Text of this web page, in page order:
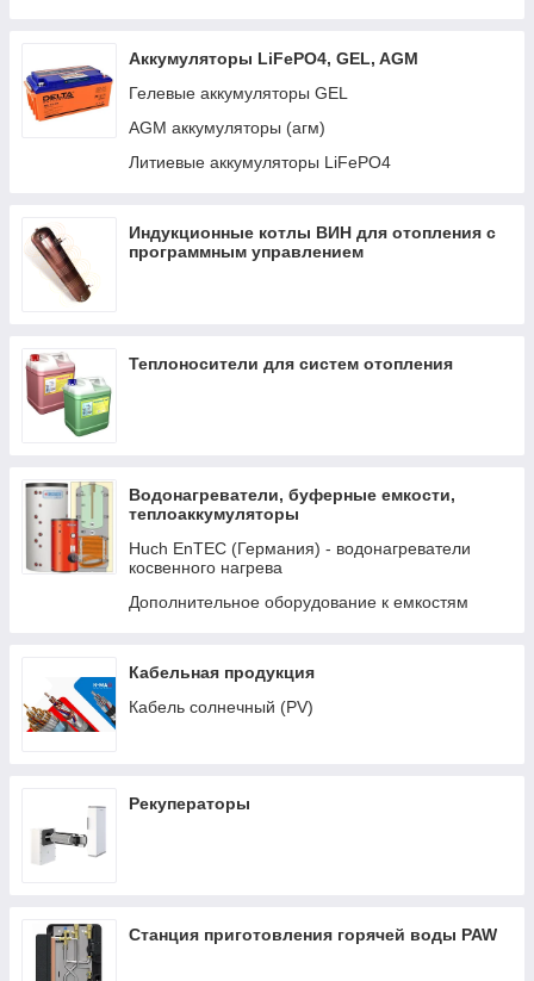
Аккумуляторы LiFePO4, GEL, AGM
Гелевые аккумуляторы GEL
AGM аккумуляторы (агм)
Литиевые аккумуляторы LiFePO4
Индукционные котлы ВИН для отопления с
программным управлением
Теплоносители для систем отопления
Водонагреватели, буферные емкости,
теплоаккумуляторы
Huch EnTEC (Германия) - водонагреватели
косвенного нагрева
Дополнительное оборудование к емкостям
Кабельная продукция
Кабель солнечный (PV)
Рекуператоры
Станция приготовления горячей воды PAW